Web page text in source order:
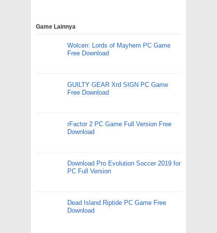
Game Lainnya
Wolcen: Lords of Mayhem PC Game
Free Download
GUILTY GEAR Xrd SIGN PC Game
Free Download
rFactor 2 PC Game Full Version Free
Download
Download Pro Evolution Soccer 2019 for
PC Full Version
Dead Island Riptide PC Game Free
Download